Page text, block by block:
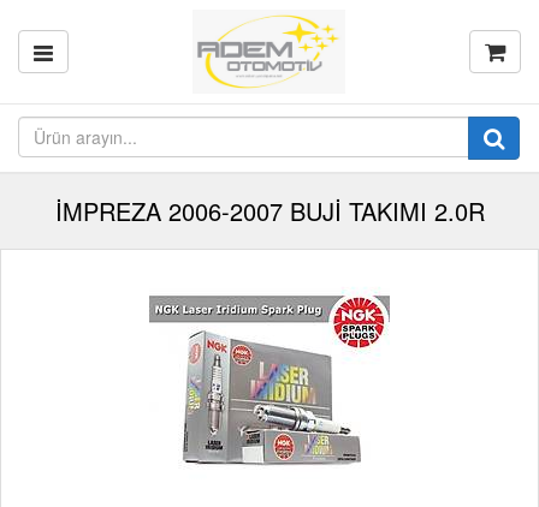
İMPREZA 2006-2007 BUJİ TAKIMI 2.0R